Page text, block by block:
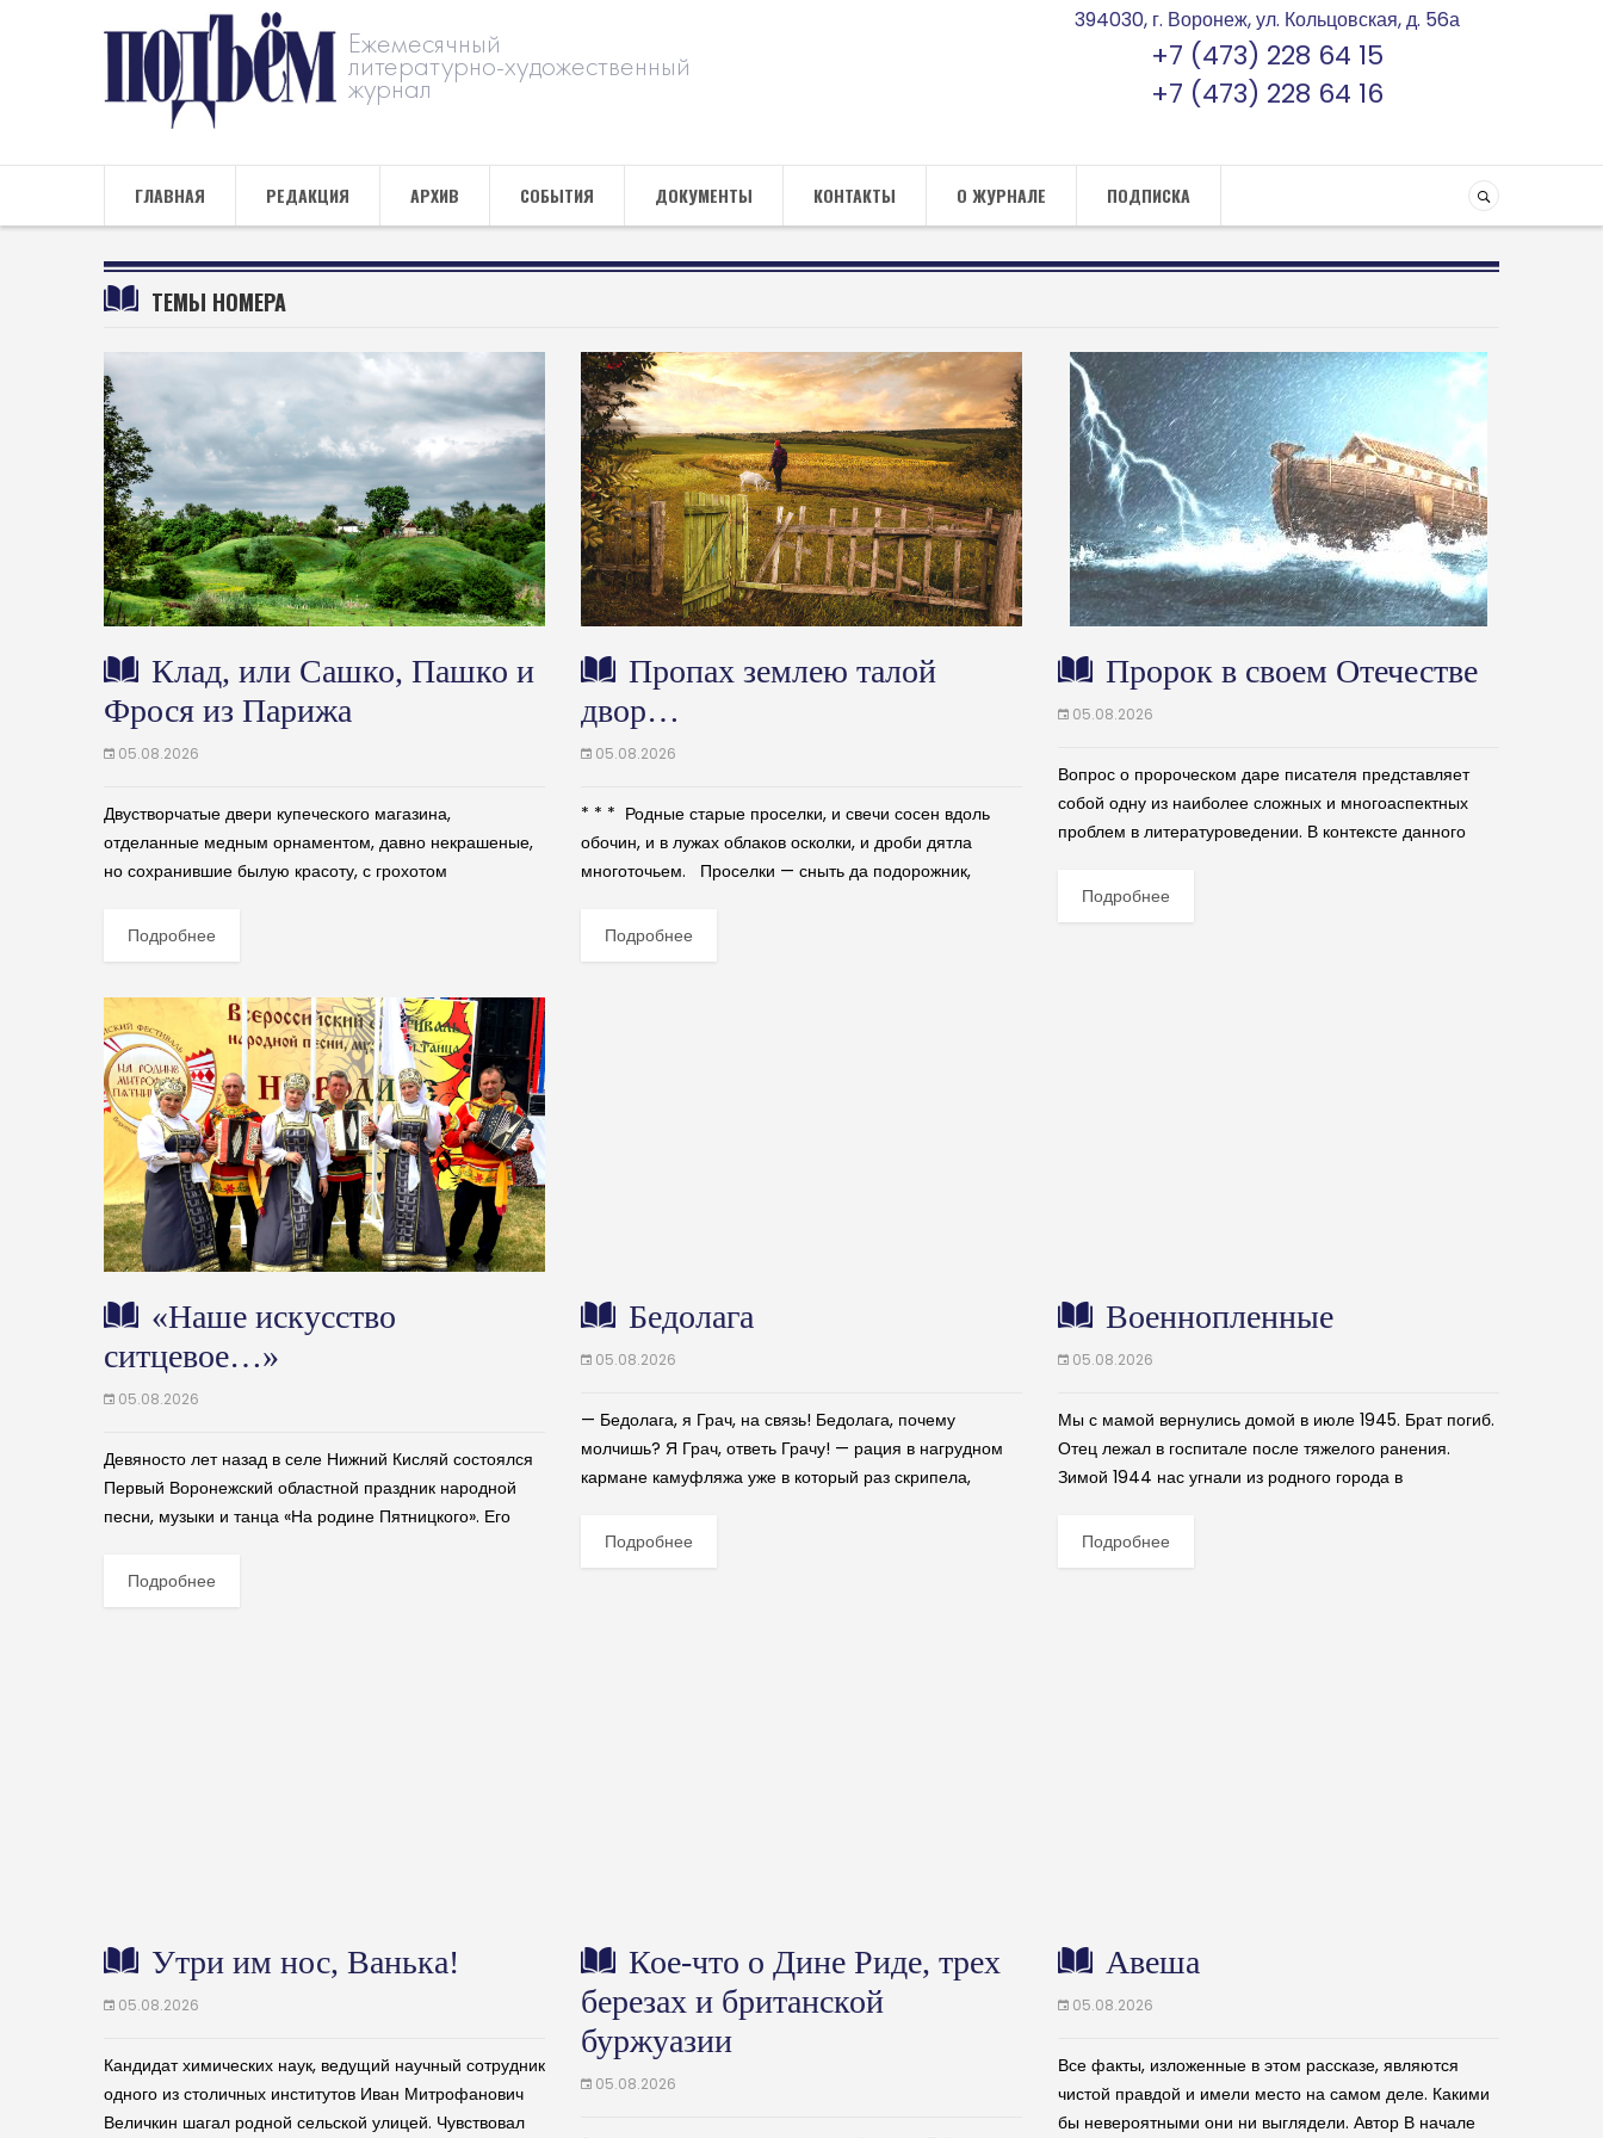
Ежемесячный
литературно-художественный
журнал
394030, г. Воронеж, ул. Кольцовская, д. 56а
+7 (473) 228 64 15
+7 (473) 228 64 16
ГЛАВНАЯ РЕДАКЦИЯ АРХИВ СОБЫТИЯ ДОКУМЕНТЫ КОНТАКТЫ О ЖУРНАЛЕ ПОДПИСКА
ТЕМЫ НОМЕРА
Клад, или Сашко, Пашко и
Фрося из Парижа
05.08.2026
Двустворчатые двери купеческого магазина,
отделанные медным орнаментом, давно некрашеные,
но сохранившие былую красоту, с грохотом
мелковатого мужичка, залитого чем-то густым и белым.
Это Викентий...
Подробнее
Пропах землею талой
двор…
05.08.2026
* * * Родные старые проселки, и свечи сосен вдоль
обочин, и в лужах облаков осколки, и дроби дятла
многоточьем. Проселки — сныть да подорожник,
Подробнее
Пророк в своем Отечестве
05.08.2026
Вопрос о пророческом даре писателя представляет
собой одну из наиболее сложных и многоаспектных
проблем в литературоведении. В контексте данного
предсказывает...
Подробнее
«Наше искусство
ситцевое…»
05.08.2026
Девяносто лет назад в селе Нижний Кисляй состоялся
Первый Воронежский областной праздник народной
песни, музыки и танца «На родине Пятницкого». Его
Советскому Союзу. После Великой...
Подробнее
Бедолага
05.08.2026
— Бедолага, я Грач, на связь! Бедолага, почему
молчишь? Я Грач, ответь Грачу! — рация в нагрудном
кармане камуфляжа уже в который раз скрипела,
Подробнее
Военнопленные
05.08.2026
Мы с мамой вернулись домой в июле 1945. Брат погиб.
Отец лежал в госпитале после тяжелого ранения.
Зимой 1944 нас угнали из родного города в
Подробнее
Утри им нос, Ванька!
05.08.2026
Кандидат химических наук, ведущий научный сотрудник
одного из столичных институтов Иван Митрофанович
Величкин шагал родной сельской улицей. Чувствовал
Кое-что о Дине Риде, трех
березах и британской
буржуазии
05.08.2026
Авеша
05.08.2026
Все факты, изложенные в этом рассказе, являются
чистой правдой и имели место на самом деле. Какими
бы невероятными они ни выглядели. Автор В начале